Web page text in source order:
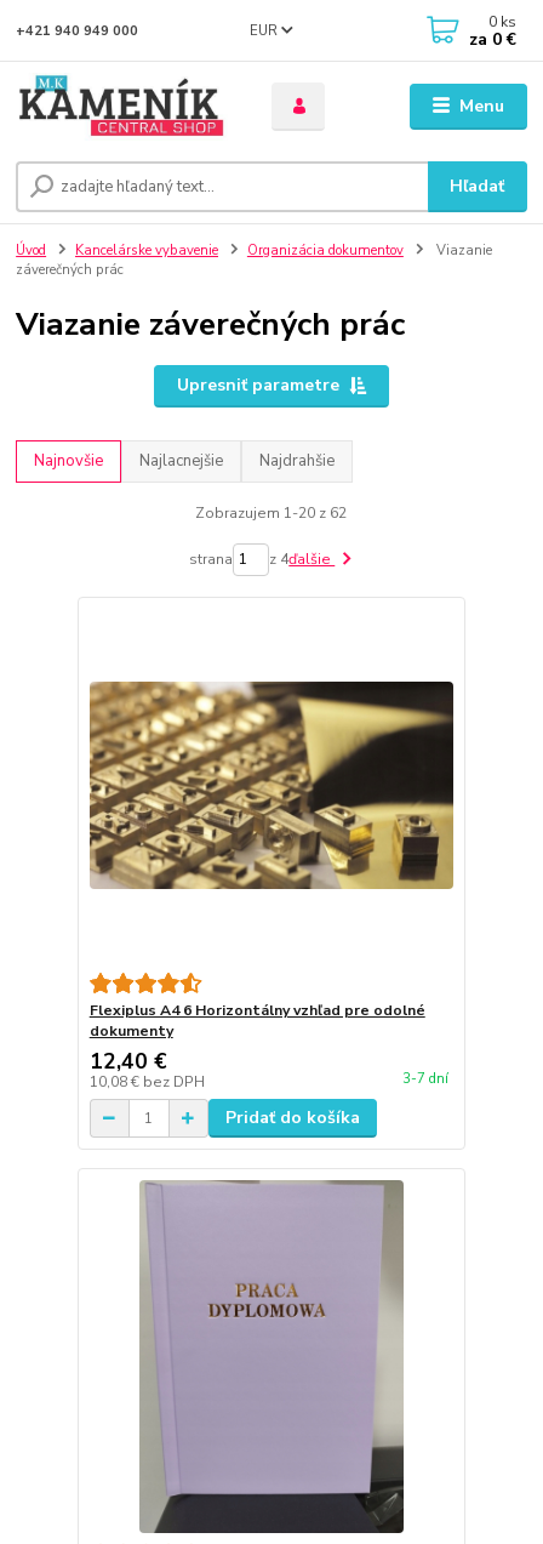
Menu
EUR
Hľadať
+421 940 949 000 0 ks
za 0 €
Úvod Kancelárske vybavenie Organizácia dokumentov
Viazanie
záverečných prác
Viazanie záverečných prác
Upresniť parametre
Najnovšie Najlacnejšie Najdrahšie
Zobrazujem 1-20 z 62
strana z 4ďalšie
Flexiplus A4 6 Horizontálny vzhľad pre odolné
dokumenty
12,40 €
10,08 € bez DPH 3-7 dní
Pridať do košíka